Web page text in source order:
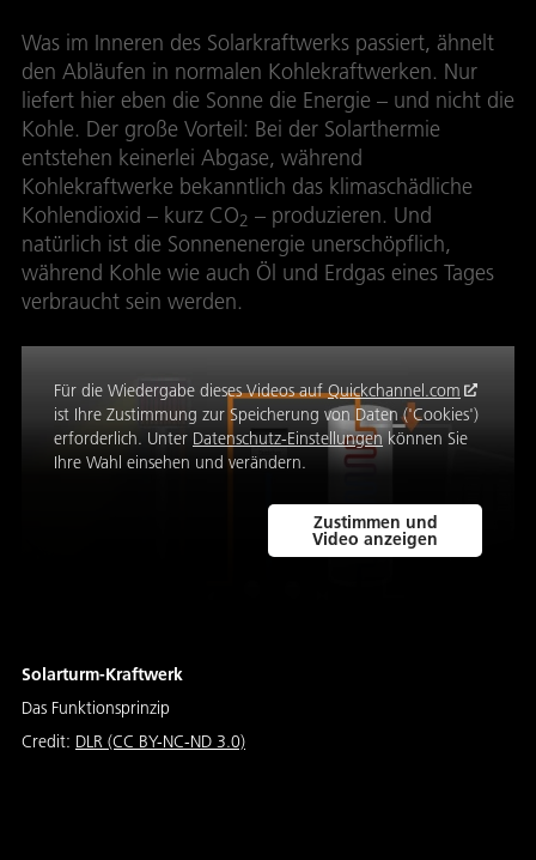
Was im Inneren des Solarkraftwerks passiert, ähnelt
den Abläufen in normalen Kohlekraftwerken. Nur
liefert hier eben die Sonne die Energie – und nicht die
Kohle. Der große Vorteil: Bei der Solarthermie
entstehen keinerlei Abgase, während
Kohlekraftwerke bekanntlich das klimaschädliche
Kohlendioxid – kurz CO2 – produzieren. Und
natürlich ist die Sonnenenergie unerschöpflich,
während Kohle wie auch Öl und Erdgas eines Tages
verbraucht sein werden.
Für die Wiedergabe dieses Videos aufQuickchannel.com
ist Ihre Zustimmung zur Speicherung von Daten ('Cookies')
erforderlich. Unter Datenschutz-Einstellungenkönnen Sie
Ihre Wahl einsehen und verändern.
Zustimmen und
Video anzeigen
Solarturm-Kraftwerk
Das Funktionsprinzip
Credit: DLR (CC BY-NC-ND 3.0)